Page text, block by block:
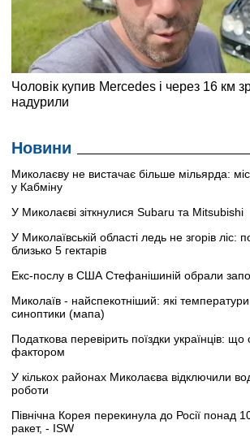
Новини
Миколаєву не вистачає більше мільярда:
у Кабміну
У Миколаєві зіткнулися Subaru та Mitsubishi
У Миколаївській області ледь не згорів ліс:
близько 5 гектарів
Екс-послу в США Стефанішиній обрали
Миколаїв - найспекотніший: які
синоптики (мапа)
Податкова перевірить поїздки українців:
фактором
У кількох районах Миколаєва відключили
роботи
Північна Корея перекинула до Росії понад
ракет, - ISW